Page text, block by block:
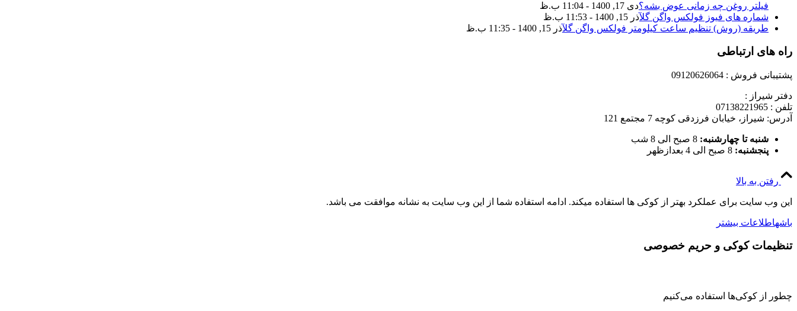
فیلتر روغن چه زمانی عوض بشه؟دی 17, 1400 - 11:04 ب.ظ
شماره های فیوز فولکس واگن گلآذر 15, 1400 - 11:53 ب.ظ
طریقه (روش) تنظیم ساعت کیلومتر فولکس واگن گلآذر 15, 1400 - 11:35 ب.ظ
راه های ارتباطی
پشتیبانی فروش : 09120626064
دفتر شیراز :
تلفن : 07138221965
آدرس: شیراز، خیابان فرزدقی کوچه 7 مجتمع 121
شنبه تا چهارشنبه: 8 صبح الی 8 شب
پنجشنبه: 8 صبح الی 4 بعدازظهر
رفتن به بالا
این وب سایت برای عملکرد بهتر از کوکی ها استفاده میکند. ادامه استفاده شما از این وب سایت به نشانه موافقت می باشد.
باشهاطلاعات بیشتر
تنظیمات کوکی و حریم خصوصی
چطور از کوکی‌ها استفاده می‌کنیم